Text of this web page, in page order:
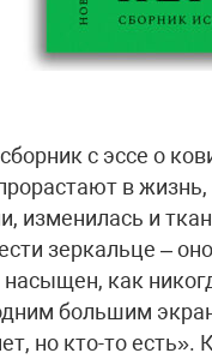
с эссе о
в
изменилась и
зеркальце –
насыщен, как
большим
но кто-то